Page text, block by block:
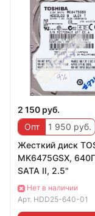
2 150 руб.
Опт
1 950 руб.
Жесткий диск
MK6475GSX,
SATA II, 2.5"
Нет в наличии
Арт. HDD25-640-01